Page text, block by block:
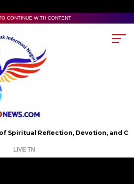
CONTINUE WITH CONTENT
Reflection, Devotion, and Charity
LIVE TN